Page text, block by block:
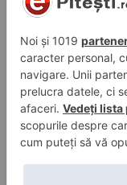
Caută rapid
Găsește cele mai
interes din orașul
informațiile de care